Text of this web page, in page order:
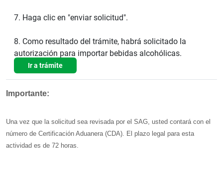
7. Haga clic en "enviar solicitud".
8. Como resultado del trámite, habrá solicitado la
autorización para importar bebidas alcohólicas.
Ir a trámite
Importante:
Una vez que la solicitud sea revisada por el SAG, usted contará con el
número de Certificación Aduanera (CDA). El plazo legal para esta
actividad es de 72 horas.